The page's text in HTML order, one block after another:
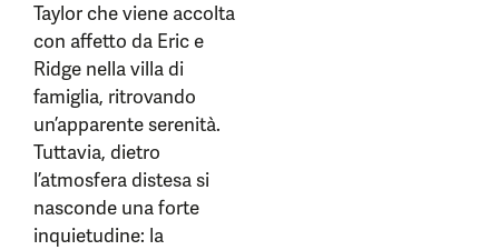
Taylor che viene accolta
con affetto da Eric e
Ridge nella villa di
famiglia, ritrovando
un’apparente serenità.
Tuttavia, dietro
l’atmosfera distesa si
nasconde una forte
inquietudine: la